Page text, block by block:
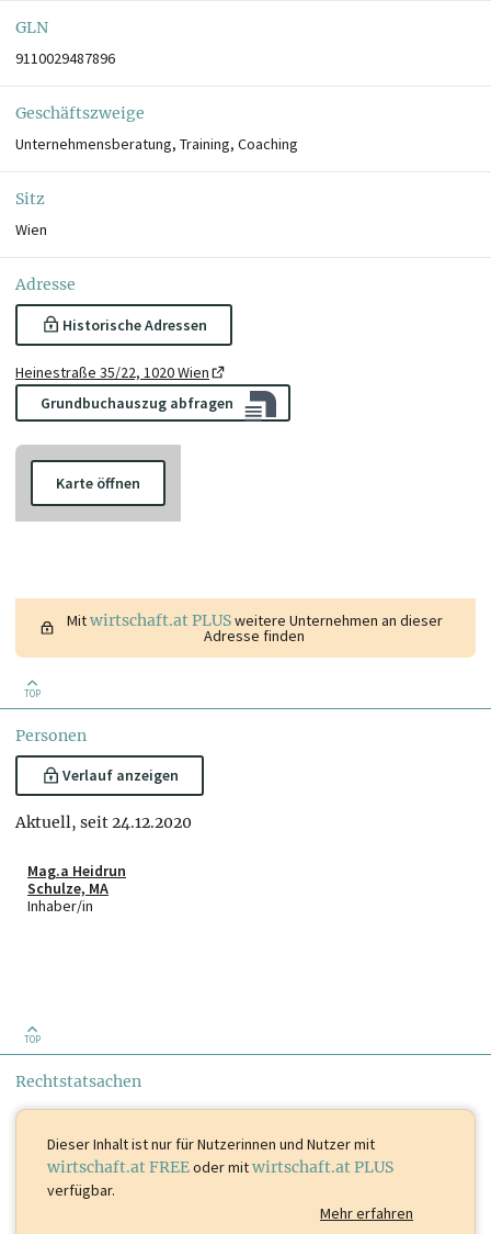
GLN
9110029487896
Geschäftszweige
Unternehmensberatung, Training, Coaching
Sitz
Wien
Adresse
Historische Adressen
Heinestraße 35/22, 1020 Wien
Grundbuchauszug abfragen
Karte öffnen
Mitwirtschaft.at PLUSweitere Unternehmen an dieser
Adresse finden
TOP
Personen
Verlauf anzeigen
Aktuell, seit 24.12.2020
Mag.a Heidrun
Schulze, MA
Inhaber/in
TOP
Rechtstatsachen
Dieser Inhalt istnur für Nutzerinnen und Nutzer mit
wirtschaft.at FREEoder mitwirtschaft.at PLUS
verfügbar.
Mehr erfahren